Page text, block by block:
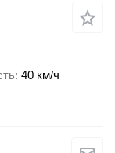
40 км/ч